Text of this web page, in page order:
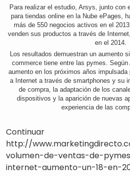
Para realizar el estudio, Arsys, junto con
para tiendas online en la Nube ePages,
más de 550 negocios activos en el
venden sus productos a través de
en el 2014.
Los resultados demuestran un aumento
commerce tiene entre las pymes.
aumento en los próximos años
a Internet a través de smartphones y su
de compra, la adaptación de los
dispositivos y la aparición de nuevas
experiencia de las
Continuar
http://
volumen-de-ventas-de-
internet-aumento-un-18-en-